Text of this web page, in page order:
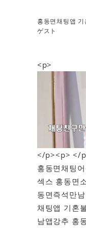
홍동면채팅앱
ゲスト
<p>
</p><p> </
홍동면채팅
섹스 홍동면
동면즉석만
채팅앱 기혼
남앱강추 홍